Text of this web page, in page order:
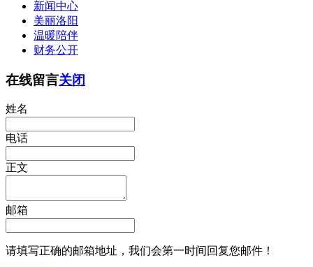
新闻中心
美丽洛阳
温暖陪伴
财务公开
在线留言关闭
姓名
电话
正文
邮箱
请填写正确的邮箱地址，我们会第一时间回复您邮件！